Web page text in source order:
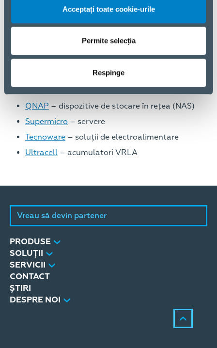
Acceptați toate cookie-urile
Permite selecția
Respinge
– rețelistică
Hewlett Packard Enterprise– servere, storage,
– aplicații de back-up medii
QNAP – dispozitive de stocare în reţea (NAS)
Supermicro – servere
Tecnoware – soluții de electroalimentare
Ultracell – acumulatori VRLA
Vreau să devin partener
PRODUSE
SOLUȚII
SERVICII
CONTACT
ȘTIRI
DESPRE NOI